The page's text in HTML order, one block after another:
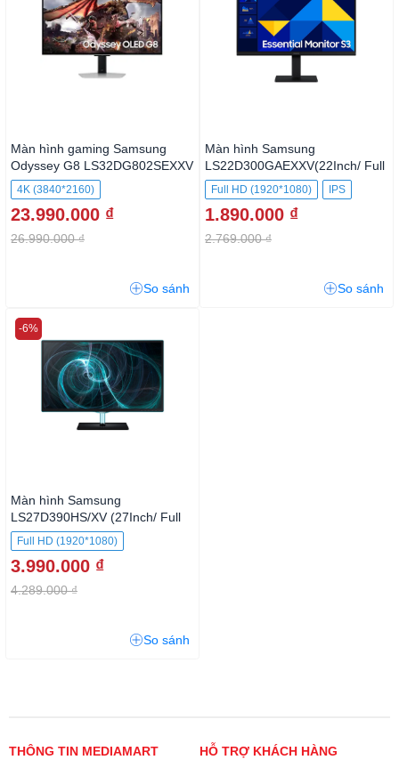
Màn hình gaming Samsung
Odyssey G8 LS32DG802SEXXV
4K (3840*2160)
23.990.000 ₫
26.990.000 ₫
So sánh
Màn hình Samsung
LS22D300GAEXXV(22Inch/ Full
HD/ 100HZ/ 250cd/m2/ IPS)
Full HD (1920*1080) IPS
1.890.000 ₫
2.769.000 ₫
So sánh
Màn hình Samsung
LS27D390HS/XV (27Inch/ Full
HD/ 100HZ/ 300cd/m2/ PLS)
Full HD (1920*1080)
3.990.000 ₫
4.289.000 ₫
-6%
So sánh
THÔNG TIN MEDIAMART HỖ TRỢ KHÁCH HÀNG